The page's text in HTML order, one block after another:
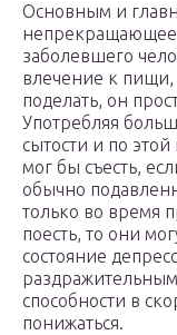
Основным и
заболевшего
влечение к пищи,
поделать, он
Употребляя
сытости и по
мог бы съесть,
обычно
только во время
поесть, то они
состояние
способности в
понижаться.